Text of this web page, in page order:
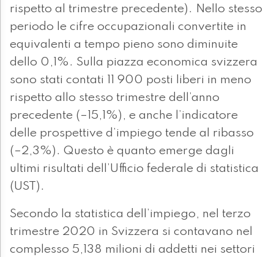
rispetto al trimestre precedente). Nello stesso
periodo le cifre occupazionali convertite in
equivalenti a tempo pieno sono diminuite
dello 0,1%. Sulla piazza economica svizzera
sono stati contati 11 900 posti liberi in meno
rispetto allo stesso trimestre dell’anno
precedente (–15,1%), e anche l’indicatore
delle prospettive d’impiego tende al ribasso
(–2,3%). Questo è quanto emerge dagli
ultimi risultati dell’Ufficio federale di statistica
(UST).
Secondo la statistica dell’impiego, nel terzo
trimestre 2020 in Svizzera si contavano nel
complesso 5,138 milioni di addetti nei settori